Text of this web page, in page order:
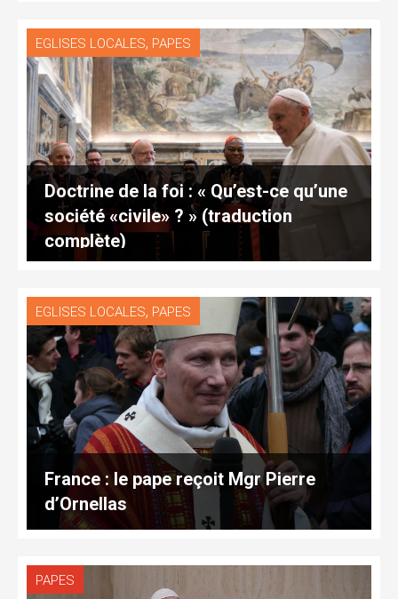
EGLISES LOCALES, PAPES
Doctrine de la foi : « Qu’est-ce qu’une
société «civile» ? » (traduction
complète)
EGLISES LOCALES, PAPES
France : le pape reçoit Mgr Pierre
d’Ornellas
PAPES